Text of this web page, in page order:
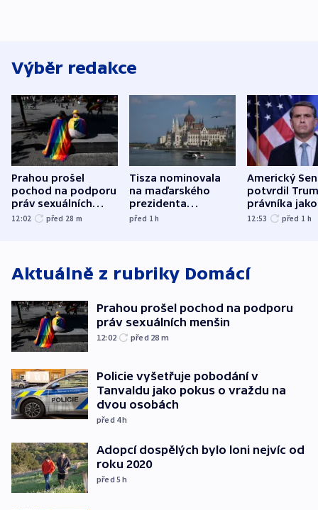
Výběr redakce
Prahou prošel
pochod na podporu
práv sexuálních
menšin
12:02 před 28 m
Tisza nominovala
na maďarského
prezidenta
bývalého šéfa
před 1h
Americký
potvrdil
právníka jako
ministra
12:53 před 1 h
Aktuálně z rubriky Domácí
Prahou prošel pochod na podporu
práv sexuálních menšin
12:02 před 28 m
Policie vyšetřuje pobodání v
Tanvaldu jako pokus o vraždu na
dvou osobách
před 4h
Adopcí dospělých bylo loni nejvíc od
roku 2020
před 5h